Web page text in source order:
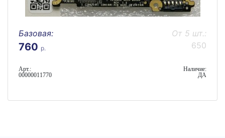
Базовая:
760 р.
От 5 шт.:
650
Арт.:
00000011770
Наличие:
ДА